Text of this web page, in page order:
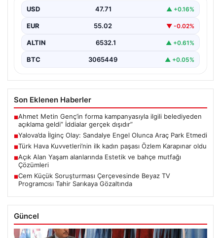
gerçekleşen bu ilginç olay, bölge sakinlerinin ve
çevredekilerin…
USD 47.71 ▲ +0.16%
EUR 55.02 ▼ -0.02%
ALTIN 6532.1 ▲ +0.61%
BTC 3065449 ▲ +0.05%
Son Eklenen Haberler
■Ahmet Metin Genç’in forma kampanyasıyla ilgili belediyeden
açıklama geldi” İddialar gerçek dışıdır”
■Yalova’da İlginç Olay: Sandalye Engel Olunca Araç Park Etmedi
■Türk Hava Kuvvetleri’nin ilk kadın paşası Özlem Karapınar oldu
■Açık Alan Yaşam alanlarında Estetik ve bahçe mutfağı
Çözümleri
■Cem Küçük Soruşturması Çerçevesinde Beyaz TV
Programcısı Tahir Sarıkaya Gözaltında
Güncel